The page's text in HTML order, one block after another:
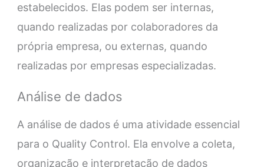
estabelecidos. Elas podem ser internas,
quando realizadas por colaboradores da
própria empresa, ou externas, quando
realizadas por empresas especializadas.
Análise de dados
A análise de dados é uma atividade essencial
para o Quality Control. Ela envolve a coleta,
organização e interpretação de dados